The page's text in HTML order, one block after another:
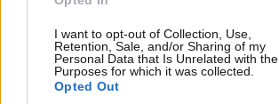
I want to opt-out of Collection, Use,
Retention, Sale, and/or Sharing of my
Personal Data that Is Unrelated with the
Purposes for which it was collected.
Opted Out
αναδειχθεί πρόεδρος από την
θα μπορούσε να μπλοκάρει ή να
συμφωνία.